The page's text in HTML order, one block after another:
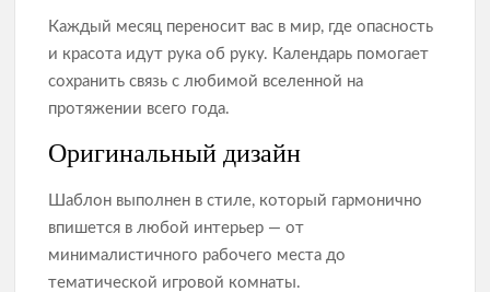
Каждый месяц переносит вас в мир, где опасность
и красота идут рука об руку. Календарь помогает
сохранить связь с любимой вселенной на
протяжении всего года.
Оригинальный дизайн
Шаблон выполнен в стиле, который гармонично
впишется в любой интерьер — от
минималистичного рабочего места до
тематической игровой комнаты.